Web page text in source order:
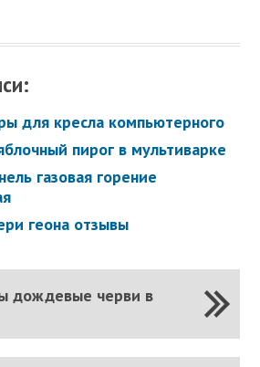
для кресла компьютерного
пирог в мультиварке
газовая горение
геона отзывы
дождевые черви в